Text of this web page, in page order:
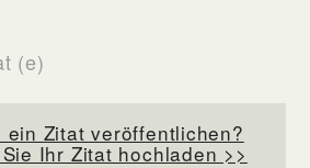
(e)
ein Zitat veröffentlichen?
Ihr Zitat hochladen >>